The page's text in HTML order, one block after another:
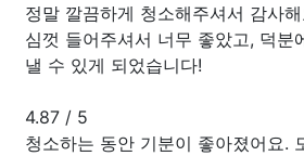
정말 깔끔하게 청소해주셔서 감사
심껏 들어주셔서 너무 좋았고, 덕분
낼 수 있게 되었습니다!
4.87 / 5
청소하는 동안 기분이 좋아졌어요.